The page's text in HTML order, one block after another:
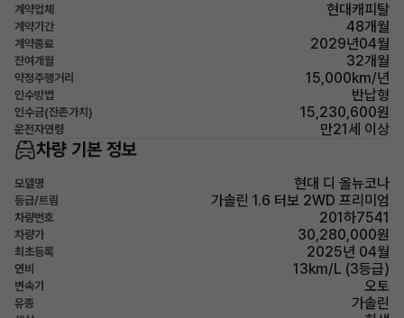
계약업체 현대캐피탈
계약기간 48개월
계약종료 2029년04월
잔여개월 32개월
약정주행거리 15,000km/년
인수방법 반납형
인수금(잔존가치) 15,230,600원
운전자연령 만21세 이상
차량 기본 정보
모델명 현대 디 올뉴코나
등급/트림 가솔린 1.6 터보 2WD 프리미엄
차량번호 201하7541
차량가 30,280,000원
최초등록 2025년 04월
연비 13km/L (3등급)
변속기 오토
유종 가솔린